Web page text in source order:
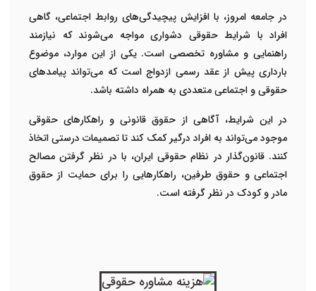
در جامعه امروز، با افزایش پیچیدگی‌های روابط اجتماعی، گاهی
افراد با شرایط حقوقی دشواری مواجه می‌شوند که نیازمند
راهنمایی و مشاوره تخصصی است. یکی از این موارد، موضوع
بارداری پیش از عقد رسمی ازدواج است که می‌تواند پیامدهای
حقوقی و اجتماعی متعددی به همراه داشته باشد.
در این شرایط، آگاهی از حقوق قانونی و راهکارهای حقوقی
موجود می‌تواند به افراد درگیر کمک کند تا تصمیمات درستی اتخاذ
کنند. قانون‌گذار در نظام حقوقی ایران، با در نظر گرفتن مصالح
اجتماعی و حقوق طرفین، راهکارهایی را برای حمایت از حقوق
مادر و کودک در نظر گرفته است.